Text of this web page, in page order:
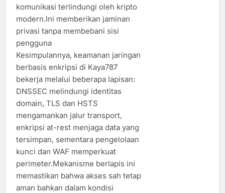
komunikasi terlindungi oleh kripto
modern.Ini memberikan jaminan
privasi tanpa membebani sisi
pengguna
Kesimpulannya, keamanan jaringan
berbasis enkripsi di Kaya787
bekerja melalui beberapa lapisan:
DNSSEC melindungi identitas
domain, TLS dan HSTS
mengamankan jalur transport,
enkripsi at-rest menjaga data yang
tersimpan, sementara pengelolaan
kunci dan WAF memperkuat
perimeter.Mekanisme berlapis ini
memastikan bahwa akses sah tetap
aman bahkan dalam kondisi